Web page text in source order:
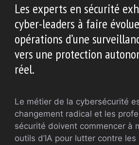
Les experts en sécurité
cyber-leaders à faire
opérations d’une
vers une protection
réel.
Le métier de la cybersécurité
changement radical et les
sécurité doivent commencer à
outils d’IA pour lutter contre les